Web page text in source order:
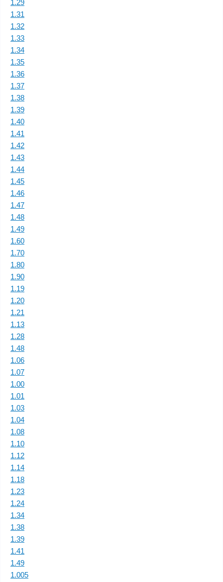
1.29
1.31
1.32
1.33
1.34
1.35
1.36
1.37
1.38
1.39
1.40
1.41
1.42
1.43
1.44
1.45
1.46
1.47
1.48
1.49
1.60
1.70
1.80
1.90
1.19
1.20
1.21
1.13
1.28
1.48
1.06
1.07
1.00
1.01
1.03
1.04
1.08
1.10
1.12
1.14
1.18
1.23
1.24
1.34
1.38
1.39
1.41
1.49
1.005